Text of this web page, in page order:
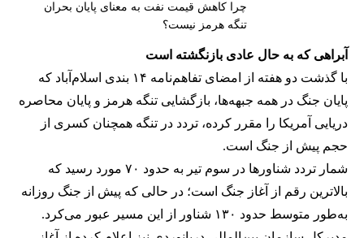
چرا کاهش قیمت نفت به معنای پایان بحران
تنگه هرمز نیست؟
آبراهی که به حال عادی بازنگشته است
با گذشت دو هفته از امضای تفاهم‌نامه ۱۴ بندی اسلام‌آباد که
پایان جنگ در همه جبهه‌ها، بازگشایی تنگه هرمز و پایان محاصره
دریایی آمریکا را مقرر کرده، تردد در تنگه همچنان کسری از
حجم پیش از جنگ است.
شمار تردد شناورها در سوم تیر به حدود ۷۰ مورد رسید که
بالاترین رقم از آغاز جنگ است؛ در حالی که پیش از جنگ روزانه
به‌طور متوسط حدود ۱۳۰ شناور از این مسیر عبور می‌کرد.